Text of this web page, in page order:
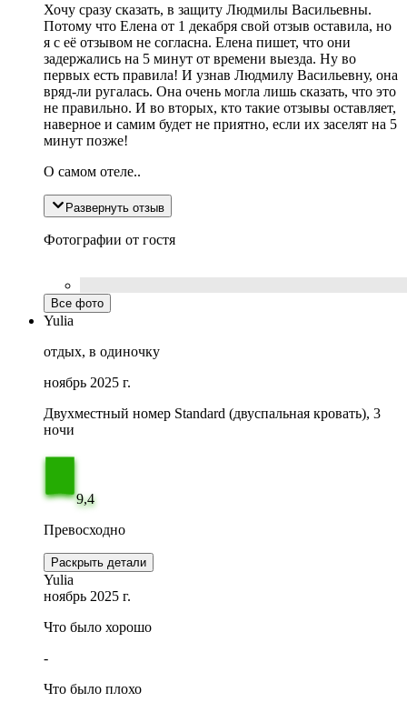
Хочу сразу сказать, в защиту Людмилы Васильевны.
Потому что Елена от 1 декабря свой отзыв оставила, но
я с её отзывом не согласна. Елена пишет, что они
задержались на 5 минут от времени выезда. Ну во
первых есть правила! И узнав Людмилу Васильевну, она
вряд-ли ругалась. Она очень могла лишь сказать, что это
не правильно. И во вторых, кто такие отзывы оставляет,
наверное и самим будет не приятно, если их заселят на 5
минут позже!
О самом отеле..
Развернуть отзыв
Фотографии от гостя
Все фото
Yulia
отдых, в одиночку
ноябрь 2025 г.
Двухместный номер Standard (двуспальная кровать), 3
ночи
9,4
Превосходно
Раскрыть детали
Yulia
ноябрь 2025 г.
Что было хорошо
-
Что было плохо